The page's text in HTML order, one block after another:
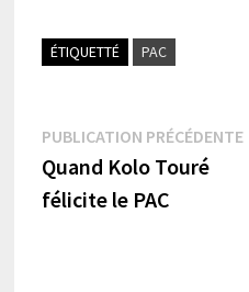
ÉTIQUETTÉ PAC
Navigation
de
PUBLICATION PRÉCÉDENTE
Quand Kolo Touré
félicite le PAC